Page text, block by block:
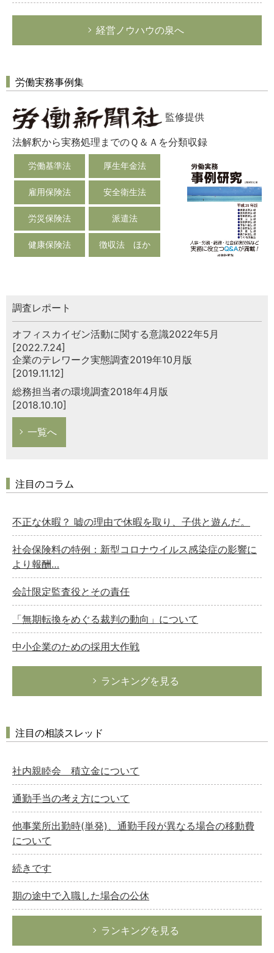
経営ノウハウの泉へ
労働実務事例集
監修提供
法解釈から実務処理までのＱ＆Ａを分類収録
労働基準法 厚生年金法
雇用保険法 安全衛生法
労災保険法 派遣法
健康保険法 徴収法 ほか
調査レポート
オフィスカイゼン活動に関する意識2022年5月
[2022.7.24]
企業のテレワーク実態調査2019年10月版
[2019.11.12]
総務担当者の環境調査2018年4月版
[2018.10.10]
一覧へ
注目のコラム
不正な休暇？ 嘘の理由で休暇を取り、子供と遊んだ。
社会保険料の特例：新型コロナウイルス感染症の影響に
より報酬…
会計限定監査役とその責任
「無期転換をめぐる裁判の動向」について
中小企業のための採用大作戦
ランキングを見る
注目の相談スレッド
社内親睦会 積立金について
通勤手当の考え方について
他事業所出勤時(単発)、通勤手段が異なる場合の移動費
について
続きです
期の途中で入職した場合の公休
ランキングを見る